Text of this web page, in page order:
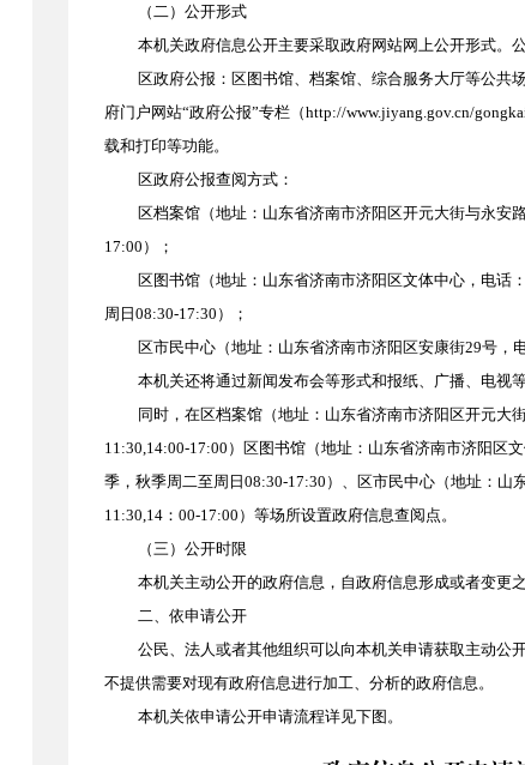
（二）公开形式
本机关政府信息公开主要采取政府网站网上公开形式。
区政府公报：区图书馆、档案馆、综合服务大厅等公共
府门户网站“政府公报”专栏（http://www.jiyang.gov.cn/
载和打印等功能。
区政府公报查阅方式：
区档案馆（地址：山东省济南市济阳区开元大街与永安
17:00）；
区图书馆（地址：山东省济南市济阳区文体中心，电话：
周日08:30-17:30）；
区市民中心（地址：山东省济南市济阳区安康街29号，
本机关还将通过新闻发布会等形式和报纸、广播、电视
同时，在区档案馆（地址：山东省济南市济阳区开元大
11:30,14:00-17:00）区图书馆（地址：山东省济南市济阳区
季，秋季周二至周日08:30-17:30）、区市民中心（地址：山
11:30,14：00-17:00）等场所设置政府信息查阅点。
（三）公开时限
本机关主动公开的政府信息，自政府信息形成或者变更
二、依申请公开
公民、法人或者其他组织可以向本机关申请获取主动公
不提供需要对现有政府信息进行加工、分析的政府信息。
本机关依申请公开申请流程详见下图。